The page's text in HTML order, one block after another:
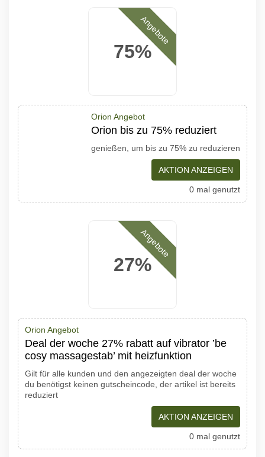
75%
Angebote
Orion Angebot
Orion bis zu 75% reduziert
genießen, um bis zu 75% zu reduzieren
AKTION ANZEIGEN
0 mal genutzt
27%
Angebote
Orion Angebot
Deal der woche 27% rabatt auf vibrator ’be
cosy massagestab’ mit heizfunktion
Gilt für alle kunden und den angezeigten deal der woche
du benötigst keinen gutscheincode, der artikel ist bereits
reduziert
AKTION ANZEIGEN
0 mal genutzt